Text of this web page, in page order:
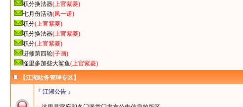
积分换法器(上官紫菱)
七月份活动(凤一诺)
积分(上官紫菱)
积分换法器(上官紫菱)
积分(上官紫菱)
进修第四轮(子画)
怪里多加些大鲨鱼(上官紫菱)
【江湖站务管理专区】
『 江湖公告 』